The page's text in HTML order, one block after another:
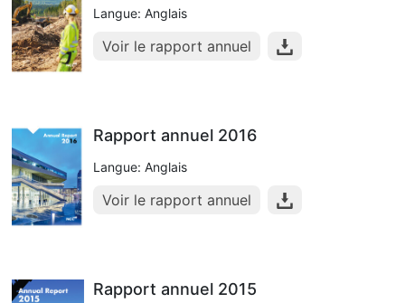
Langue: Anglais
Voir le rapport annuel
Rapport annuel 2016
Langue: Anglais
Voir le rapport annuel
Rapport annuel 2015